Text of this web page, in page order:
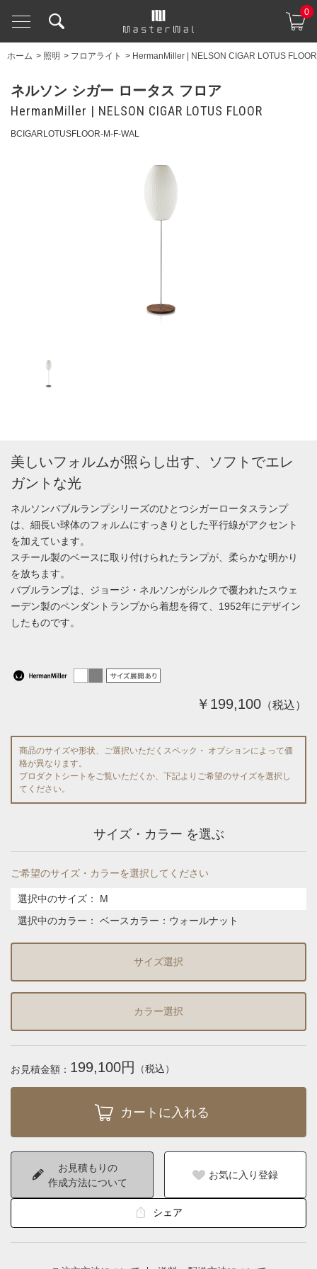
0
ホーム > 照明 > フロアライト > HermanMiller | NELSON CIGAR LOTUS FLOOR
ネルソン シガー ロータス フロア
HermanMiller | NELSON CIGAR LOTUS FLOOR
BCIGARLOTUSFLOOR-M-F-WAL
美しいフォルムが照らし出す、ソフトでエレ
ガントな光
ネルソンバブルランプシリーズのひとつシガーロータスランプ
は、細長い球体のフォルムにすっきりとした平行線がアクセント
を加えています。
スチール製のベースに取り付けられたランプが、柔らかな明かり
を放ちます。
バブルランプは、ジョージ・ネルソンがシルクで覆われたスウェ
ーデン製のペンダントランプから着想を得て、1952年にデザイン
したものです。
￥199,100 （税込）
商品のサイズや形状、ご選択いただくスペック・ オプションによって価
格が異なります。
プロダクトシートをご覧いただくか、下記よりご希望のサイズを選択し
てください。
サイズ・カラー を選ぶ
ご希望のサイズ・カラーを選択してください
選択中のサイズ：
M
選択中のカラー：
ベースカラー：ウォールナット
サイズ選択
カラー選択
お見積金額： 199,100円 （税込）
お見積もりの
作成方法について
お気に入り登録
シェア